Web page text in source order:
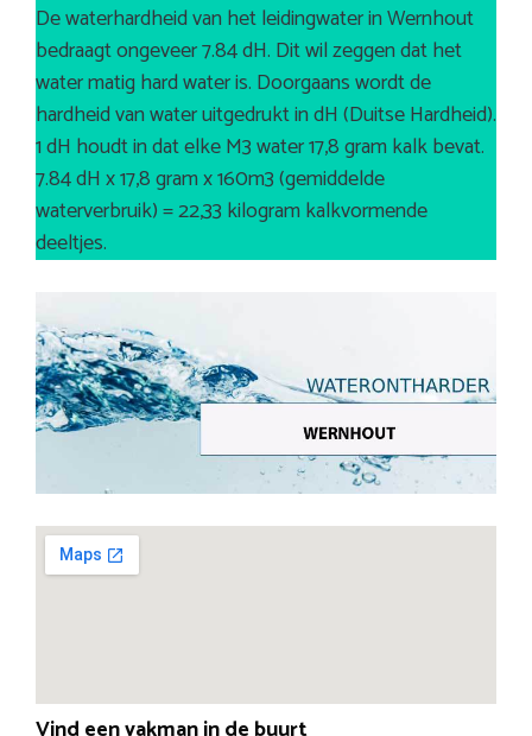
De waterhardheid van het leidingwater in Wernhout
bedraagt ongeveer 7.84 dH. Dit wil zeggen dat het
water matig hard water is. Doorgaans wordt de
hardheid van water uitgedrukt in dH (Duitse Hardheid).
1 dH houdt in dat elke M3 water 17,8 gram kalk bevat.
7.84 dH x 17,8 gram x 160m3 (gemiddelde
waterverbruik) = 22,33 kilogram kalkvormende
deeltjes.